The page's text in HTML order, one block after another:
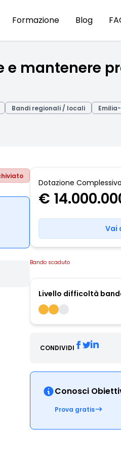
Formazione Blog
mantenere
Bandi regionali / locali
Dotazione Complessiva
€
Vai
Bando scaduto
Livello difficoltà
CONDIVIDI
Conosci
Prova gratis